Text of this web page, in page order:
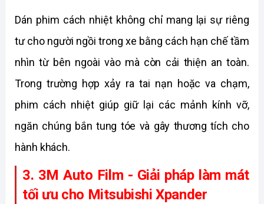
Dán phim cách nhiệt không chỉ mang lại sự riêng
tư cho người ngồi trong xe bằng cách hạn chế tầm
nhìn từ bên ngoài vào mà còn cải thiện an toàn.
Trong trường hợp xảy ra tai nạn hoặc va chạm,
phim cách nhiệt giúp giữ lại các mảnh kính vỡ,
ngăn chúng bắn tung tóe và gây thương tích cho
hành khách.
3. 3M Auto Film - Giải pháp làm mát
tối ưu cho Mitsubishi Xpander